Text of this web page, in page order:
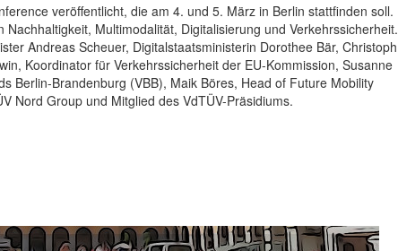
veröffentlicht, die am 4. und 5. März in Berlin stattfinden soll.
Multimodalität, Digitalisierung und Verkehrssicherheit.
Andreas Scheuer, Digitalstaatsministerin Dorothee Bär, Christoph
Koordinator für Verkehrssicherheit der EU-Kommission, Susanne
Berlin-Brandenburg (VBB), Maik Böres, Head of Future Mobility
Nord Group und Mitglied des VdTÜV-Präsidiums.